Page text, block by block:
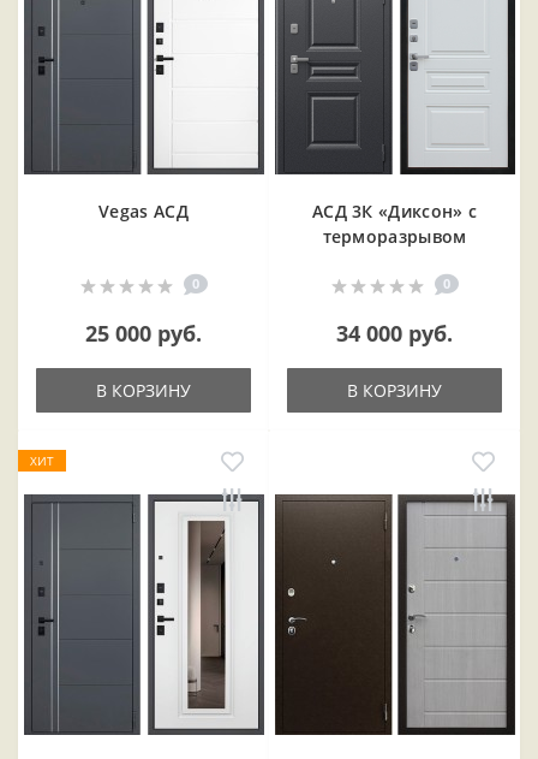
Vegas АСД
0
25 000 руб.
В КОРЗИНУ
АСД 3К «Диксон» с
терморазрывом
0
34 000 руб.
В КОРЗИНУ
ХИТ